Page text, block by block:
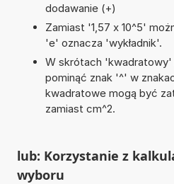
dodawanie (+)
Zamiast '1,57 x 10^5'
'e' oznacza 'wykładnik'.
W skrótach
pominąć znak '^' w
kwadratowe mogą być
zamiast cm^2.
lub: Korzystanie z
wyboru